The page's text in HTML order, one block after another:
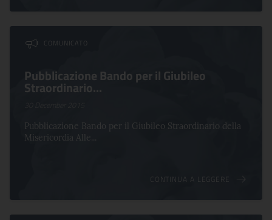
COMUNICATO
Pubblicazione Bando per il Giubileo
Straordinario...
Pubblicazione Bando per il Giubileo Straordinario della
Misericordia Alle...
CONTINUA A LEGGERE